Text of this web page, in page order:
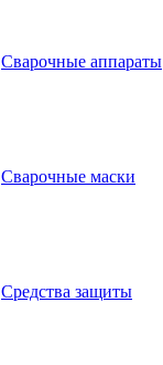
Сварочные аппараты
Сварочные маски
Средства защиты